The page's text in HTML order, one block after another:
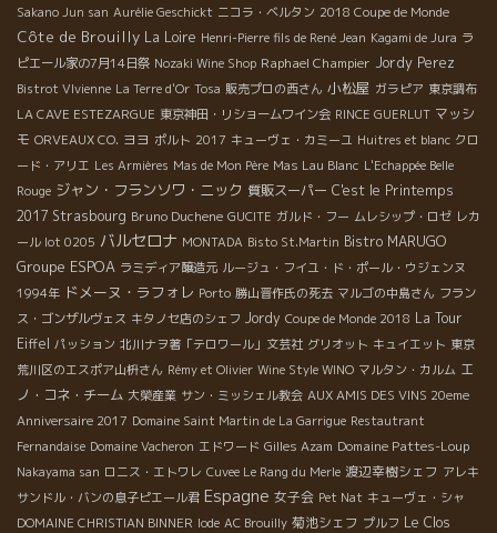
Sakano Jun san Aurélie Geschickt ニコラ・ベルタン 2018 Coupe de Monde
Côte de Brouilly La Loire Henri-Pierre fils de René Jean Kagami de Jura ラ
ピエール家の7月14日祭 Nozaki Wine Shop Raphael Champier Jordy Perez
Bistrot VIvienne La Terre d'Or Tosa 販売プロの西さん 小松屋 ガラピア 東京調布
LA CAVE ESTEZARGUE 東京神田・リショームワイン会 RINCE GUERLUT マッシ
モ ORVEAUX CO. ヨヨ ポルト 2017 キューヴェ・カミーユ Huitres et blanc クロ
ード・アリエ Les Armières Mas de Mon Père Mas Lau Blanc L'Echappée Belle
Rouge ジャン・フランソワ・ニック 質販スーパー C'est le Printemps
2017 Strasbourg Bruno Duchene GUCITE ガルド・フー ムレシップ・ロゼ レカ
ール lot 0205 バルセロナ MONTADA Bisto St.Martin Bistro MARUGO
Groupe ESPOA ラミディア醸造元 ルージュ・フイユ・ド・ポール・ウジェンヌ
1994年 ドメーヌ・ラフォレ Porto 勝山晋作氏の死去 マルゴの中島さん フラン
ス・ゴンザルヴェス キタノセ店のシェフ Jordy Coupe de Monde 2018 La Tour
Eiffel パッション 北川ナヲ著「テロワール」文芸社 グリオット キュイエット 東京
荒川区のエスポア山枡さん Rémy et Olivier Wine Style WINO マルタン・カルム エ
ノ・コネ・チーム 大榮産業 サン・ミッシェル教会 AUX AMIS DES VINS 20eme
Anniversaire 2017 Domaine Saint Martin de La Garrigue Restautrant
Fernandaise Domaine Vacheron エドワード Gilles Azam Domaine Pattes-Loup
Nakayama san ロニス・エトワレ Cuvee Le Rang du Merle 渡辺幸樹シェフ アレキ
サンドル・バンの息子ピエール君 Espagne 女子会 Pet Nat キューヴェ・シャ
DOMAINE CHRISTIAN BINNER Iode AC Brouilly 菊池シェフ プルフ Le Clos